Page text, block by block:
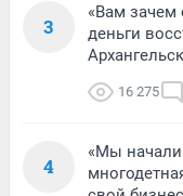
3
«Вам зачем
деньги
16 275
4
«Мы начали